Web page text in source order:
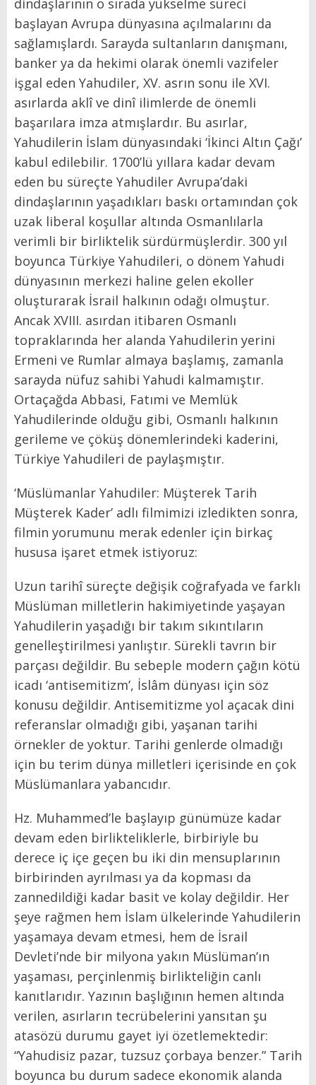
başlayan Avrupa dünyasına açılmalarını da
sağlamışlardı. Sarayda sultanların danışmanı,
banker ya da hekimi olarak önemli vazifeler
işgal eden Yahudiler, XV. asrın sonu ile XVI.
asırlarda aklî ve dinî ilimlerde de önemli
başarılara imza atmışlardır. Bu asırlar,
Yahudilerin İslam dünyasındaki ‘İkinci Altın Çağı’
kabul edilebilir. 1700’lü yıllara kadar devam
eden bu süreçte Yahudiler Avrupa’daki
dindaşlarının yaşadıkları baskı ortamından çok
uzak liberal koşullar altında Osmanlılarla
verimli bir birliktelik sürdürmüşlerdir. 300 yıl
boyunca Türkiye Yahudileri, o dönem Yahudi
dünyasının merkezi haline gelen ekoller
oluşturarak İsrail halkının odağı olmuştur.
Ancak XVIII. asırdan itibaren Osmanlı
topraklarında her alanda Yahudilerin yerini
Ermeni ve Rumlar almaya başlamış, zamanla
sarayda nüfuz sahibi Yahudi kalmamıştır.
Ortaçağda Abbasi, Fatımi ve Memlük
Yahudilerinde olduğu gibi, Osmanlı halkının
gerileme ve çöküş dönemlerindeki kaderini,
Türkiye Yahudileri de paylaşmıştır.
‘Müslümanlar Yahudiler: Müşterek Tarih
Müşterek Kader’ adlı filmimizi izledikten sonra,
filmin yorumunu merak edenler için birkaç
hususa işaret etmek istiyoruz:
Uzun tarihî süreçte değişik coğrafyada ve farklı
Müslüman milletlerin hakimiyetinde yaşayan
Yahudilerin yaşadığı bir takım sıkıntıların
genelleştirilmesi yanlıştır. Sürekli tavrın bir
parçası değildir. Bu sebeple modern çağın kötü
icadı ‘antisemitizm’, İslâm dünyası için söz
konusu değildir. Antisemitizme yol açacak dini
referanslar olmadığı gibi, yaşanan tarihi
örnekler de yoktur. Tarihi genlerde olmadığı
için bu terim dünya milletleri içerisinde en çok
Müslümanlara yabancıdır.
Hz. Muhammed’le başlayıp günümüze kadar
devam eden birlikteliklerle, birbiriyle bu
derece iç içe geçen bu iki din mensuplarının
birbirinden ayrılması ya da kopması da
zannedildiği kadar basit ve kolay değildir. Her
şeye rağmen hem İslam ülkelerinde Yahudilerin
yaşamaya devam etmesi, hem de İsrail
Devleti’nde bir milyona yakın Müslüman’ın
yaşaması, perçinlenmiş birlikteliğin canlı
kanıtlarıdır. Yazının başlığının hemen altında
verilen, asırların tecrübelerini yansıtan şu
atasözü durumu gayet iyi özetlemektedir:
“Yahudisiz pazar, tuzsuz çorbaya benzer.” Tarih
boyunca bu durum sadece ekonomik alanda